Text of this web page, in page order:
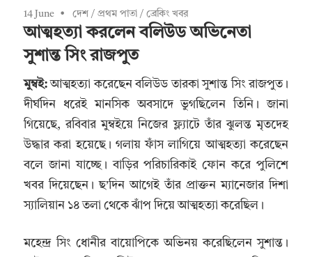
14 June দেশ / প্রথম পাতা / ব্রেকিং খবর
আত্মহত্যা করলেন বলিউড অভিনেতা
সুশান্ত সিং রাজপুত
মুম্বই:আত্মহত্যা করেছেন বলিউড তারকা সুশান্ত সিং রাজপুত।
দীর্ঘদিন ধরেই মানসিক অবসাদে ভুগছিলেন তিনি। জানা
গিয়েছে, রবিবার মুম্বইয়ে নিজের ফ্ল্যাটে তাঁর ঝুলন্ত মৃতদেহ
উদ্ধার করা হয়েছে। গলায় ফাঁস লাগিয়ে আত্মহত্যা করেছেন
বলে জানা যাচ্ছে। বাড়ির পরিচারিকাই ফোন করে পুলিশে
খবর দিয়েছেন। ছ’দিন আগেই তাঁর প্রাক্তন ম্যানেজার দিশা
স্যালিয়ান ১৪ তলা থেকে ঝাঁপ দিয়ে আত্মহত্যা করেছিল।
মহেন্দ্র সিং ধোনীর বায়োপিকে অভিনয় করেছিলেন সুশান্ত।